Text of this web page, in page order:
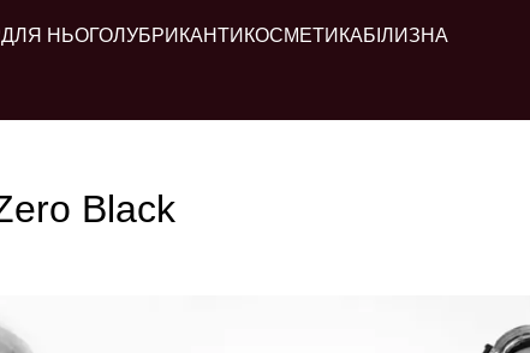
ДЛЯ НЬОГОЛУБРИКАНТИ КОСМЕТИКАБІЛИЗНА
Black